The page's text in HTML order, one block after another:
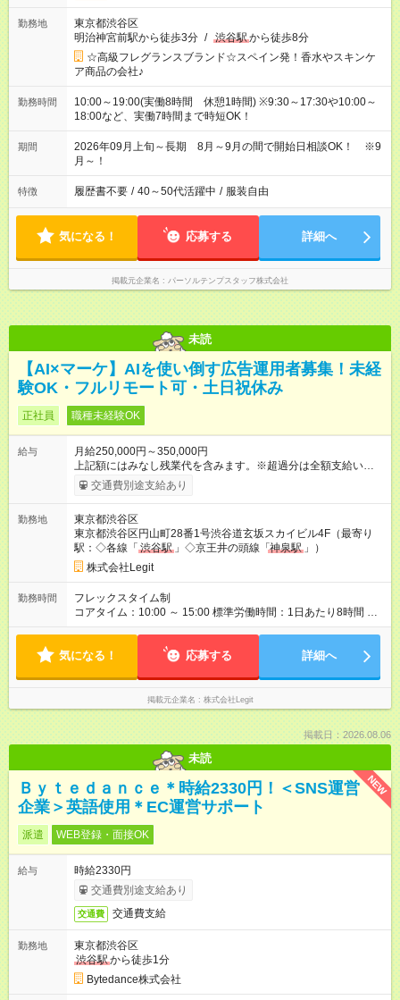
勤務地
東京都渋谷区
明治神宮前駅から徒歩3分 / 渋谷駅から徒歩8分
☆高級フレグランスブランド☆スペイン発！香水やスキンケ
ア商品の会社♪
勤務時間
10:00～19:00(実働8時間 休憩1時間) ※9:30～17:30や10:00～
18:00など、実働7時間まで時短OK！
期間
2026年09月上旬～長期 8月～9月の間で開始日相談OK！ ※9
月～！
特徴 履歴書不要 / 40～50代活躍中 / 服装自由
気になる！ 応募する 詳細へ
掲載元企業名 パーソルテンプスタッフ株式会社
未読
【AI×マーケ】AIを使い倒す広告運用者募集！未経
験OK・フルリモート可・土日祝休み
正社員 職種未経験OK
給与
月給250,000円～350,000円
上記額にはみなし残業代を含みます。※超過分は全額支給いたし
ます。 みなし残業代 58,594円 以上／月 みなし残業時間 30時間
／月 昇給は随時！頑張り次第で毎月お給料UPも！ AI×マーケの
間】試用期間あり 試用期間の長さ：6ヶ月 ※ 雇用形態と給与
に、本採用時と異なる部分があります。 雇用形態：中途採用
（契約社員） 給与：本採用時と同じです。
交通費別途支給あり
勤務地
東京都渋谷区
東京都渋谷区円山町28番1号渋谷道玄坂スカイビル4F（最寄り
駅：◇各線「 渋谷駅 」◇京王井の頭線「 神泉駅 」）
株式会社Legit
勤務時間
フレックスタイム制
コアタイム：10:00 ～ 15:00 標準労働時間：1日あたり8時間 標
準労働時間：1日あたり8時間 ※コアタイム／10:00～15:00
気になる！ 応募する 詳細へ
掲載元企業名 株式会社Legit
掲載日：2026.08.06
未読
NEW
Ｂｙｔｅｄａｎｃｅ＊時給2330円！＜SNS運営
企業＞英語使用＊EC運営サポート
派遣 WEB登録・面接OK
給与
時給2330円
交通費別途支給あり
交通費 交通費支給
勤務地
東京都渋谷区
渋谷駅から徒歩1分
Bytedance株式会社